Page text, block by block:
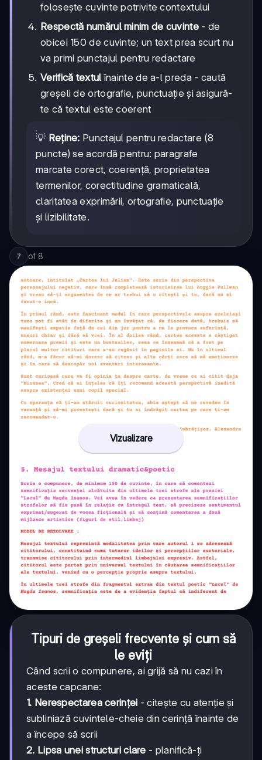
folosește cuvinte potrivite contextului
Respectă numărul minim de cuvinte- de
obicei 150 de cuvinte; un text prea scurt nu
va primi punctajul pentru redactare
Verifică textul înainte de a-l preda - caută
greșeli de ortografie, punctuație și asigură-
te că textul este coerent
💡 Reține: Punctajul pentru redactare (8
puncte) se acordă pentru: paragrafe
marcate corect, coerență, proprietatea
termenilor, corectitudine gramaticală,
claritatea exprimării, ortografie, punctuație
și lizibilitate.
7 of 8
Vizualizare
Tipuri de greșeli frecvente și cum să
le eviți
Când scrii o compunere, ai grijă să nu cazi în
aceste capcane:
1. Nerespectarea cerinței - citește cu atenție și
subliniază cuvintele-cheie din cerință înainte de
a începe să scrii
2. Lipsa unei structuri clare - planifică-ți